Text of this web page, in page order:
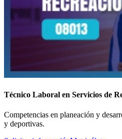
Técnico Laboral en Servicios de
Competencias en planeación y
y deportivas.